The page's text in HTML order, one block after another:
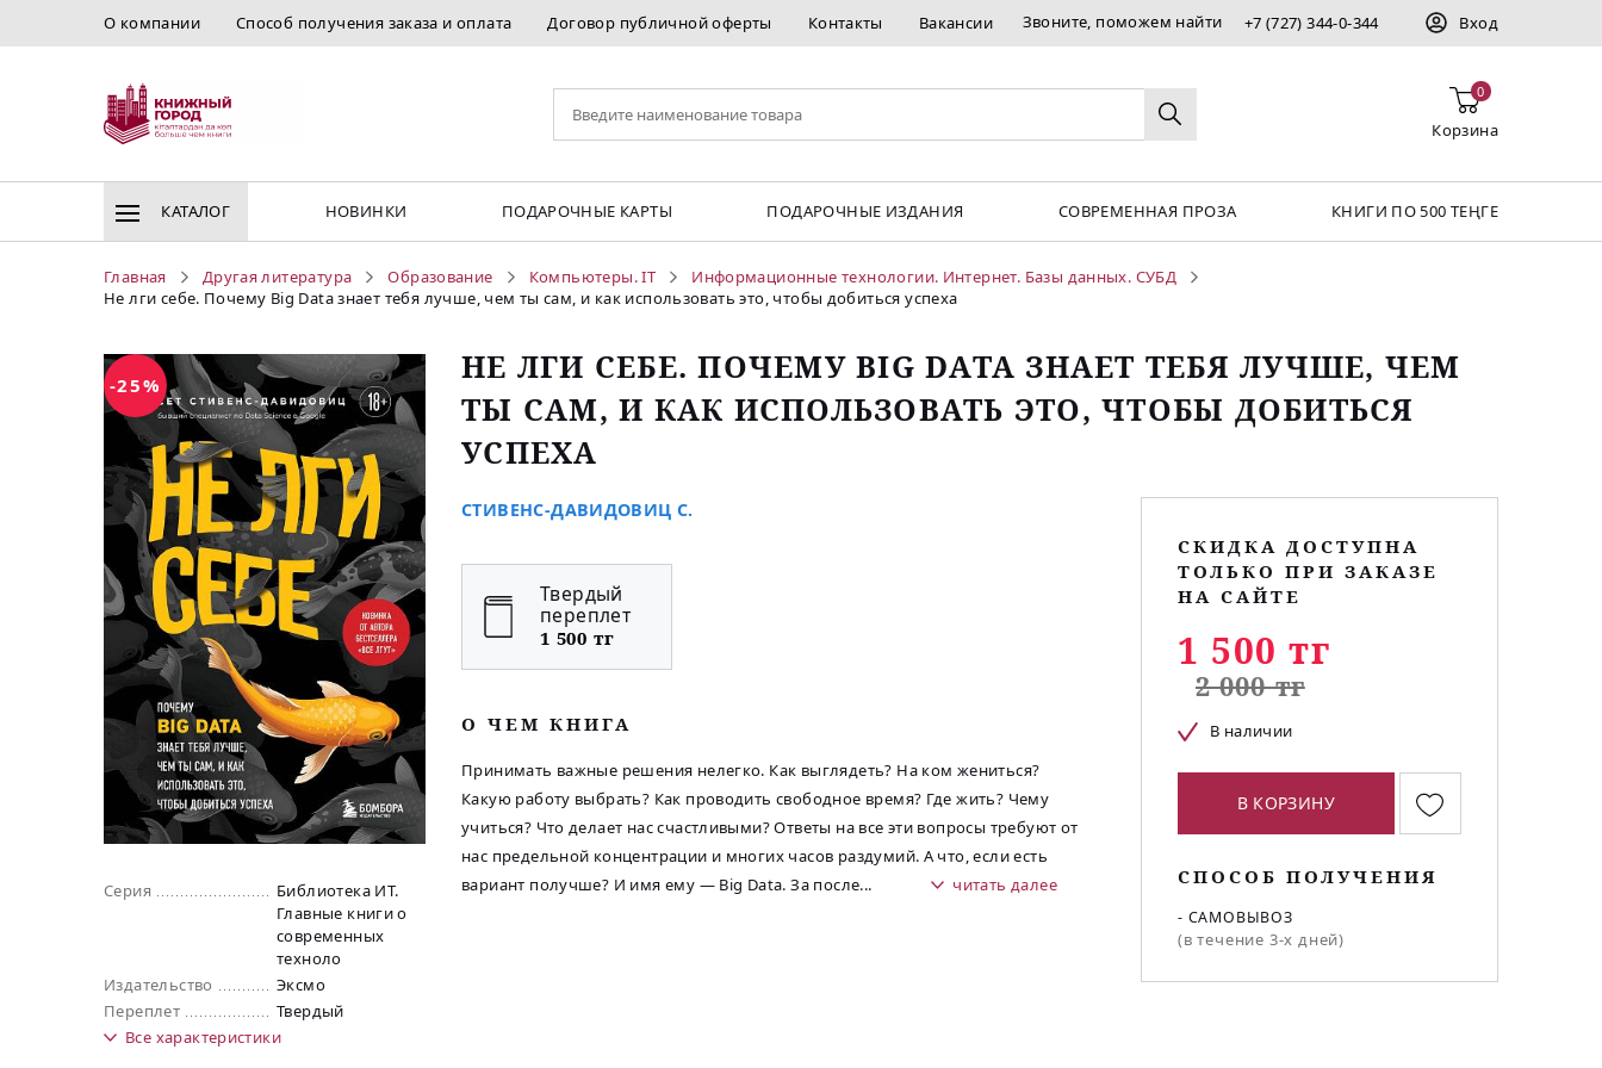
О компании Способ получения заказа и оплата Договор публичной оферты Контакты Вакансии Звоните, поможем найти +7 (727) 344-0-344 Вход
0
Корзина
КАТАЛОГ НОВИНКИ ПОДАРОЧНЫЕ КАРТЫ ПОДАРОЧНЫЕ ИЗДАНИЯ СОВРЕМЕННАЯ ПРОЗА КНИГИ ПО 500 ТЕҢГЕ
Главная Другая литература Образование Компьютеры. IT
Информационные технологии. Интернет. Базы данных. СУБД
Не лги себе. Почему Big Data знает тебя лучше, чем ты сам, и как использовать это, чтобы добиться успеха
-25%
Серия
Библиотека ИТ.
Главные книги о
современных
техноло
Издательство
Эксмо
Переплет
Твердый
Все характеристики
НЕ ЛГИ СЕБЕ. ПОЧЕМУ BIG DATA ЗНАЕТ ТЕБЯ ЛУЧШЕ, ЧЕМ
ТЫ САМ, И КАК ИСПОЛЬЗОВАТЬ ЭТО, ЧТОБЫ ДОБИТЬСЯ
УСПЕХА
СТИВЕНС-ДАВИДОВИЦ С.
Твердый
переплет
1 500 тг
O ЧЕМ КНИГА
Принимать важные решения нелегко. Как выглядеть? На ком жениться?
Какую работу выбрать? Как проводить свободное время? Где жить? Чему
учиться? Что делает нас счастливыми? Ответы на все эти вопросы требуют от
нас предельной концентрации и многих часов раздумий. А что, если есть
вариант получше? И имя ему — Big Data. За после... читать далее
СКИДКА ДОСТУПНА
ТОЛЬКО ПРИ ЗАКАЗЕ
НА САЙТЕ
1 500 тг
2 000 тг
В наличии
В КОРЗИНУ
СПОСОБ ПОЛУЧЕНИЯ
- САМОВЫВОЗ
(в течение 3-х дней)